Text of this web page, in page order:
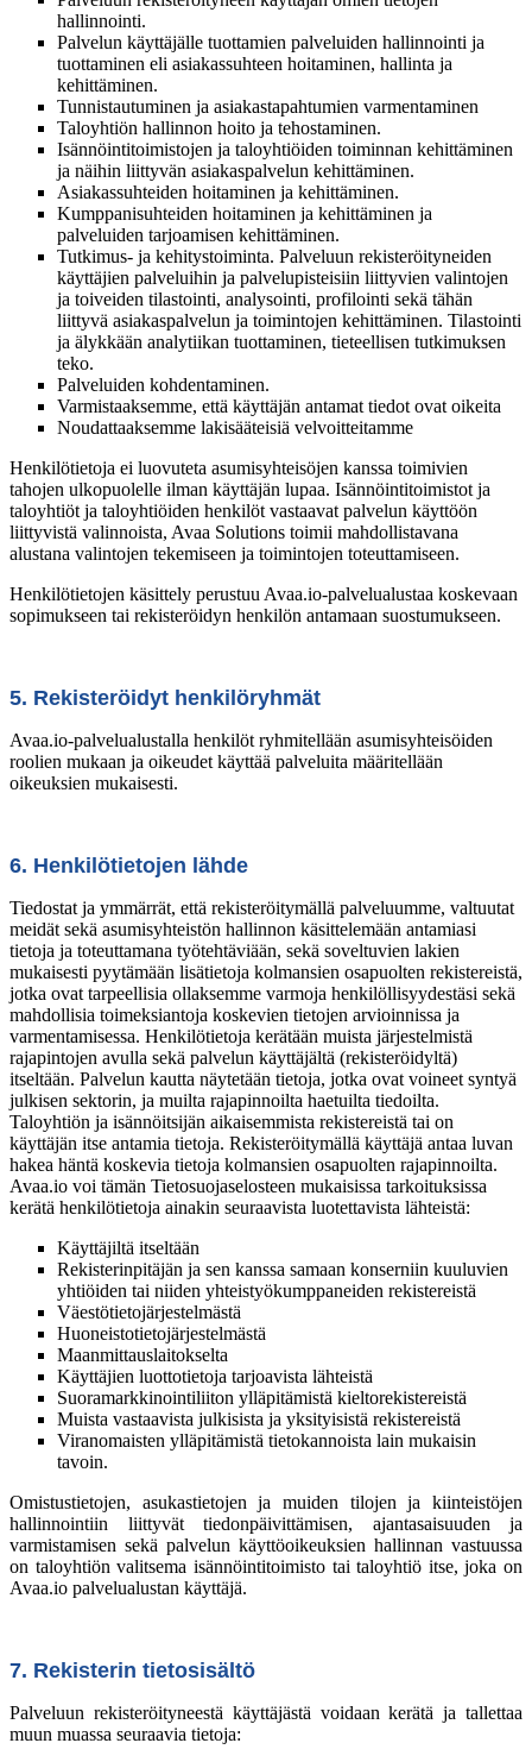
hallinnointi.
Palvelun käyttäjälle tuottamien palveluiden hallinnointi ja
tuottaminen eli asiakassuhteen hoitaminen, hallinta ja
kehittäminen.
Tunnistautuminen ja asiakastapahtumien varmentaminen
Taloyhtiön hallinnon hoito ja tehostaminen.
Isännöintitoimistojen ja taloyhtiöiden toiminnan kehittäminen
ja näihin liittyvän asiakaspalvelun kehittäminen.
Asiakassuhteiden hoitaminen ja kehittäminen.
Kumppanisuhteiden hoitaminen ja kehittäminen ja
palveluiden tarjoamisen kehittäminen.
Tutkimus- ja kehitystoiminta. Palveluun rekisteröityneiden
käyttäjien palveluihin ja palvelupisteisiin liittyvien valintojen
ja toiveiden tilastointi, analysointi, profilointi sekä tähän
liittyvä asiakaspalvelun ja toimintojen kehittäminen. Tilastointi
ja älykkään analytiikan tuottaminen, tieteellisen tutkimuksen
teko.
Palveluiden kohdentaminen.
Varmistaaksemme, että käyttäjän antamat tiedot ovat oikeita
Noudattaaksemme lakisääteisiä velvoitteitamme
Henkilötietoja ei luovuteta asumisyhteisöjen kanssa toimivien
tahojen ulkopuolelle ilman käyttäjän lupaa. Isännöintitoimistot ja
taloyhtiöt ja taloyhtiöiden henkilöt vastaavat palvelun käyttöön
liittyvistä valinnoista, Avaa Solutions toimii mahdollistavana
alustana valintojen tekemiseen ja toimintojen toteuttamiseen.
Henkilötietojen käsittely perustuu Avaa.io-palvelualustaa koskevaan
sopimukseen tai rekisteröidyn henkilön antamaan suostumukseen.
5. Rekisteröidyt henkilöryhmät
Avaa.io-palvelualustalla henkilöt ryhmitellään asumisyhteisöiden
roolien mukaan ja oikeudet käyttää palveluita määritellään
oikeuksien mukaisesti.
6. Henkilötietojen lähde
Tiedostat ja ymmärrät, että rekisteröitymällä palveluumme, valtuutat
meidät sekä asumisyhteistön hallinnon käsittelemään antamiasi
tietoja ja toteuttamana työtehtäviään, sekä soveltuvien lakien
mukaisesti pyytämään lisätietoja kolmansien osapuolten rekistereistä,
jotka ovat tarpeellisia ollaksemme varmoja henkilöllisyydestäsi sekä
mahdollisia toimeksiantoja koskevien tietojen arvioinnissa ja
varmentamisessa. Henkilötietoja kerätään muista järjestelmistä
rajapintojen avulla sekä palvelun käyttäjältä (rekisteröidyltä)
itseltään. Palvelun kautta näytetään tietoja, jotka ovat voineet syntyä
julkisen sektorin, ja muilta rajapinnoilta haetuilta tiedoilta.
Taloyhtiön ja isännöitsijän aikaisemmista rekistereistä tai on
käyttäjän itse antamia tietoja. Rekisteröitymällä käyttäjä antaa luvan
hakea häntä koskevia tietoja kolmansien osapuolten rajapinnoilta.
Avaa.io voi tämän Tietosuojaselosteen mukaisissa tarkoituksissa
kerätä henkilötietoja ainakin seuraavista luotettavista lähteistä:
Käyttäjiltä itseltään
Rekisterinpitäjän ja sen kanssa samaan konserniin kuuluvien
yhtiöiden tai niiden yhteistyökumppaneiden rekistereistä
Väestötietojärjestelmästä
Huoneistotietojärjestelmästä
Maanmittauslaitokselta
Käyttäjien luottotietoja tarjoavista lähteistä
Suoramarkkinointiliiton ylläpitämistä kieltorekistereistä
Muista vastaavista julkisista ja yksityisistä rekistereistä
Viranomaisten ylläpitämistä tietokannoista lain mukaisin
tavoin.
Omistustietojen, asukastietojen ja muiden tilojen ja kiinteistöjen
hallinnointiin liittyvät tiedonpäivittämisen, ajantasaisuuden ja
varmistamisen sekä palvelun käyttöoikeuksien hallinnan vastuussa
on taloyhtiön valitsema isännöintitoimisto tai taloyhtiö itse, joka on
Avaa.io palvelualustan käyttäjä.
7. Rekisterin tietosisältö
Palveluun rekisteröityneestä käyttäjästä voidaan kerätä ja tallettaa
muun muassa seuraavia tietoja: